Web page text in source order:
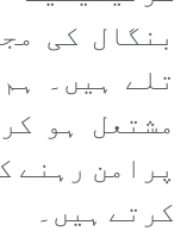
بنگال کی
تلے ہیں۔
مشتعل ہو
پرامن رہنے
کرتے ہیں۔